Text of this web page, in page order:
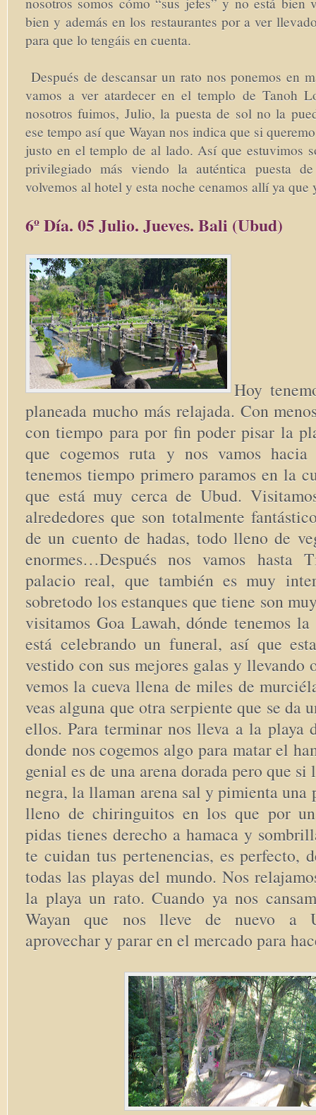
bien y además en los restaurantes por a ver
para que lo tengáis en cuenta.
Después de descansar un rato nos ponemos en
vamos a ver atardecer en el templo de Tanoh
nosotros fuimos, Julio, la puesta de sol no la
ese tempo así que Wayan nos indica que si
justo en el templo de al lado. Así que estuvimos
privilegiado más viendo la auténtica puesta
volvemos al hotel y esta noche cenamos allí ya que
6º Día. 05 Julio. Jueves. Bali (Ubud)
Hoy
planeada mucho más relajada. Con
con tiempo para por fin poder pisar la
que cogemos ruta y nos vamos
tenemos tiempo primero paramos en la
que está muy cerca de Ubud.
alrededores que son totalmente
de un cuento de hadas, todo lleno de
enormes…Después nos vamos hasta
palacio real, que también es muy
sobretodo los estanques que tiene son
visitamos Goa Lawah, dónde tenemos
está celebrando un funeral, así que
vestido con sus mejores galas y
vemos la cueva llena de miles de
veas alguna que otra serpiente que se da
ellos. Para terminar nos lleva a la playa
donde nos cogemos algo para matar el
genial es de una arena dorada pero que si
negra, la llaman arena sal y pimienta una
lleno de chiringuitos en los que por
pidas tienes derecho a hamaca y
te cuidan tus pertenencias, es perfecto,
todas las playas del mundo. Nos
la playa un rato. Cuando ya nos
Wayan que nos lleve de nuevo a
aprovechar y parar en el mercado para